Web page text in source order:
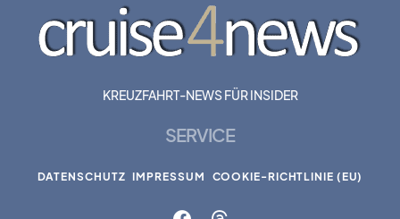
KREUZFAHRT-NEWS FÜR INSIDER
SERVICE
DATENSCHUTZ IMPRESSUM COOKIE-RICHTLINIE (EU)